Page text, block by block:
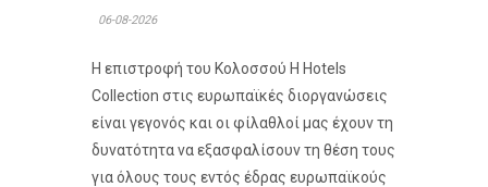
06-08-2026
Η επιστροφή του Κολοσσού H Hotels
Collection στις ευρωπαϊκές διοργανώσεις
είναι γεγονός και οι φίλαθλοί μας έχουν τη
δυνατότητα να εξασφαλίσουν τη θέση τους
για όλους τους εντός έδρας ευρωπαϊκούς